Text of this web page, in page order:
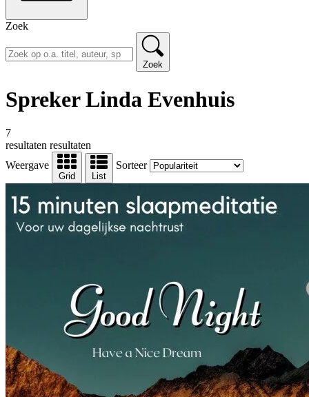
Zoek
Zoek
Spreker Linda Evenhuis
7
resultaten resultaten
Weergave
Grid List
Sorteer